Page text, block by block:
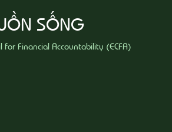
SỐNG
for Financial Accountability (ECFA)